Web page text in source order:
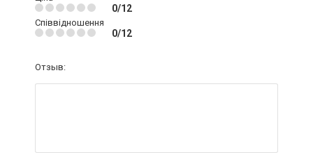
0/12
Співвідношення
0/12
Отзыв: